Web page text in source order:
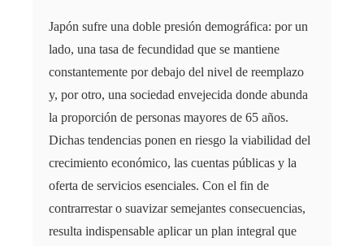
Japón sufre una doble presión demográfica: por un
lado, una tasa de fecundidad que se mantiene
constantemente por debajo del nivel de reemplazo
y, por otro, una sociedad envejecida donde abunda
la proporción de personas mayores de 65 años.
Dichas tendencias ponen en riesgo la viabilidad del
crecimiento económico, las cuentas públicas y la
oferta de servicios esenciales. Con el fin de
contrarrestar o suavizar semejantes consecuencias,
resulta indispensable aplicar un plan integral que